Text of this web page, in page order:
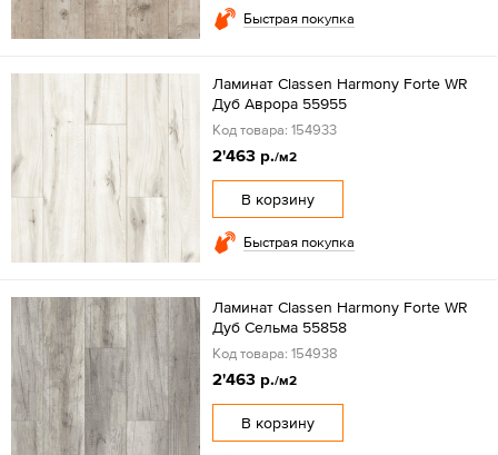
Быстрая покупка
Ламинат Classen Harmony Forte WR
Дуб Аврора 55955
Код товара: 154933
2'463 р./м2
В корзину
Быстрая покупка
Ламинат Classen Harmony Forte WR
Дуб Сельма 55858
Код товара: 154938
2'463 р./м2
В корзину